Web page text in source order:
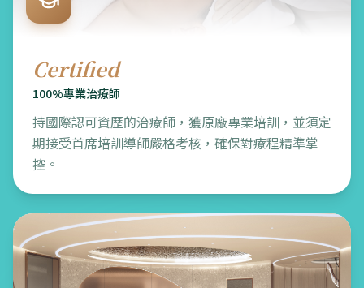
Certified
100%專業治療師
持國際認可資歷的治療師，獲原廠專業培訓，並須定
期接受首席培訓導師嚴格考核，確保對療程精準掌
控。